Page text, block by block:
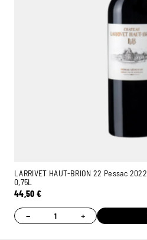
LARRIVET HAUT-BRION 22 Pessac 2022
0,75L
44,50€
− +